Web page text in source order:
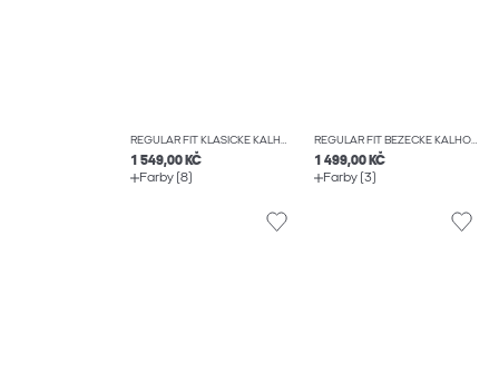
REGULAR FIT KLASICKÉ KALHOTY
1 549,00 KČ
Farby (8)
REGULAR FIT BĚŽECKÉ KALHOTY JOGGER
1 499,00 KČ
Farby (3)